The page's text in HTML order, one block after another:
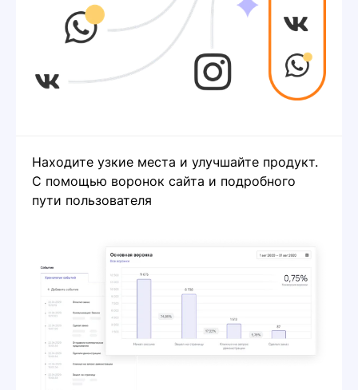
Находите узкие места и улучшайте продукт.
С помощью воронок сайта и подробного
пути пользователя